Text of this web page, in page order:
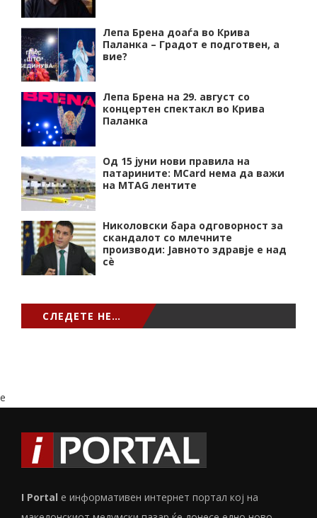
Лепа Брена доаѓа во Крива
Паланка – Градот е подготвен, а
вие?
Лепа Брена на 29. август со
концертен спектакл во Крива
Паланка
Од 15 јуни нови правила на
патарините: MCard нема да важи
на MTAG лентите
Николовски бара одговорност за
скандалот со млечните
производи: Јавното здравје е над
сѐ
СЛЕДЕТЕ НЕ…
e
I Portal е информативен интернет портал кој на